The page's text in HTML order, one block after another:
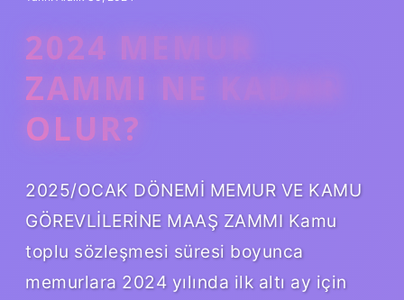
2024 MEMUR
ZAMMI NE KADAR
OLUR?
2025/OCAK DÖNEMİ MEMUR VE KAMU
GÖREVLİLERİNE MAAŞ ZAMMI Kamu
toplu sözleşmesi süresi boyunca
memurlara 2024 yılında ilk altı ay için